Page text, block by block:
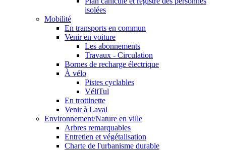
isolées
Mobilité
En transports en commun
Venir en voiture
Les abonnements
Travaux - Circulation
Bornes de recharge électrique
À vélo
Pistes cyclables
VéliTul
En trottinette
Venir à Laval
Environnement/Nature en ville
Arbres remarquables
Entretien et végétalisation
Charte de l'urbanisme durable